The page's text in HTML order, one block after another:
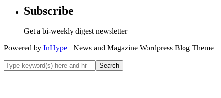
Subscribe
Get a bi-weekly digest newsletter
Powered by InHype - News and Magazine Wordpress Blog Theme